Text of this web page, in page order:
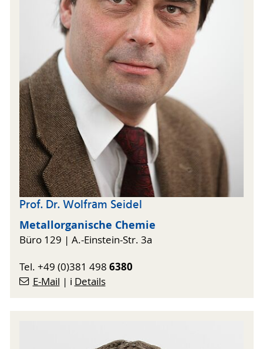
Prof. Dr. Wolfram Seidel
Metallorganische Chemie
Büro 129 | A.-Einstein-Str. 3a
Tel. +49 (0)381 498 6380
E-Mail | ℹ️ Details